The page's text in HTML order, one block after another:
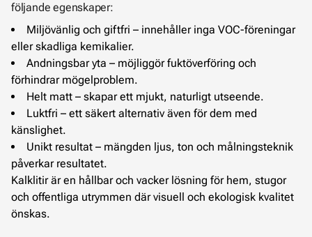
följande egenskaper:
Miljövänlig och giftfri – innehåller inga VOC-föreningar
eller skadliga kemikalier.
Andningsbar yta – möjliggör fuktöverföring och
förhindrar mögelproblem.
Helt matt – skapar ett mjukt, naturligt utseende.
Luktfri – ett säkert alternativ även för dem med
känslighet.
Unikt resultat – mängden ljus, ton och målningsteknik
påverkar resultatet.
Kalklitir är en hållbar och vacker lösning för hem, stugor
och offentliga utrymmen där visuell och ekologisk kvalitet
önskas.